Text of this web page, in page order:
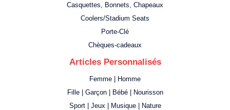
Casquettes, Bonnets, Chapeaux
Coolers/Stadium Seats
Porte-Clé
Chèques-cadeaux
Articles Personnalisés
Femme | Homme
Fille | Garçon | Bébé | Nourisson
Sport | Jeux | Musique | Nature